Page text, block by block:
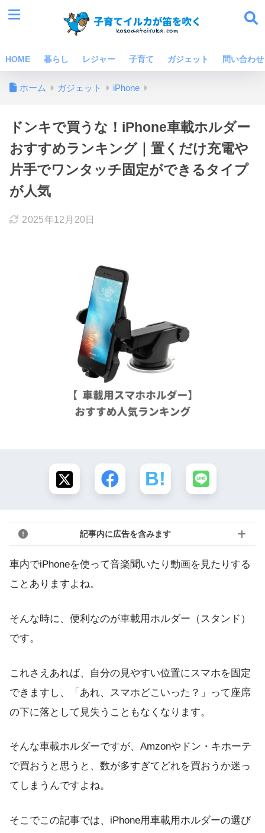
HOME 暮らし レジャー 子育て ガジェット 問い合わせ
ホーム ガジェット iPhone
ドンキで買うな！iPhone車載ホルダー
おすすめランキング｜置くだけ充電や
片手でワンタッチ固定ができるタイプ
が人気
2025年12月20日
記事内に広告を含みます
車内でiPhoneを使って音楽聞いたり動画を見たりする
ことありますよね。
そんな時に、便利なのが車載用ホルダー（スタンド）
です。
これさえあれば、自分の見やすい位置にスマホを固定
できますし、「あれ、スマホどこいった？」って座席
の下に落として見失うこともなくなります。
そんな車載ホルダーですが、Amzonやドン・キホーテ
で買おうと思うと、数が多すぎてどれを買おうか迷っ
てしまうんですよね。
そこでこの記事では、iPhone用車載用ホルダーの選び